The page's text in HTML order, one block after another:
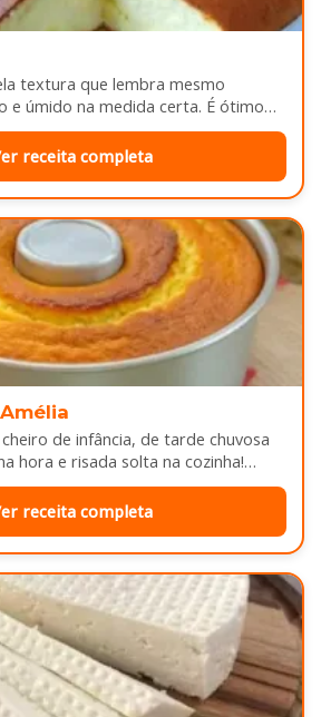
textura que lembra mesmo
e úmido na medida certa. É ótimo
receita completa
de infância, de tarde chuvosa
hora e risada solta na cozinha!…
receita completa